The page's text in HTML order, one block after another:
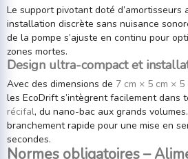
Le support pivotant doté
installation discrète sans nuisance
de la pompe s’ajuste en continu pour
zones mortes.
Design ultra-compact et
Avec des dimensions de 7 cm × 5 cm × 5
les EcoDrift s’intègrent facilement dans
récifal, du nano-bac aux grands
branchement rapide pour une mise en
secondes.
Normes obligatoires –